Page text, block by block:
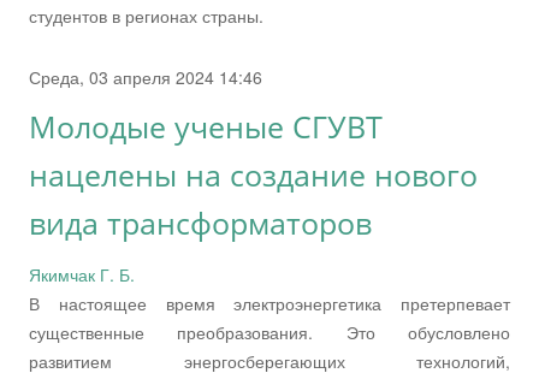
студентов в регионах страны.
Среда, 03 апреля 2024 14:46
Молодые ученые СГУВТ
нацелены на создание нового
вида трансформаторов
Якимчак Г. Б.
В настоящее время электроэнергетика претерпевает
существенные преобразования. Это обусловлено
развитием энергосберегающих технологий,